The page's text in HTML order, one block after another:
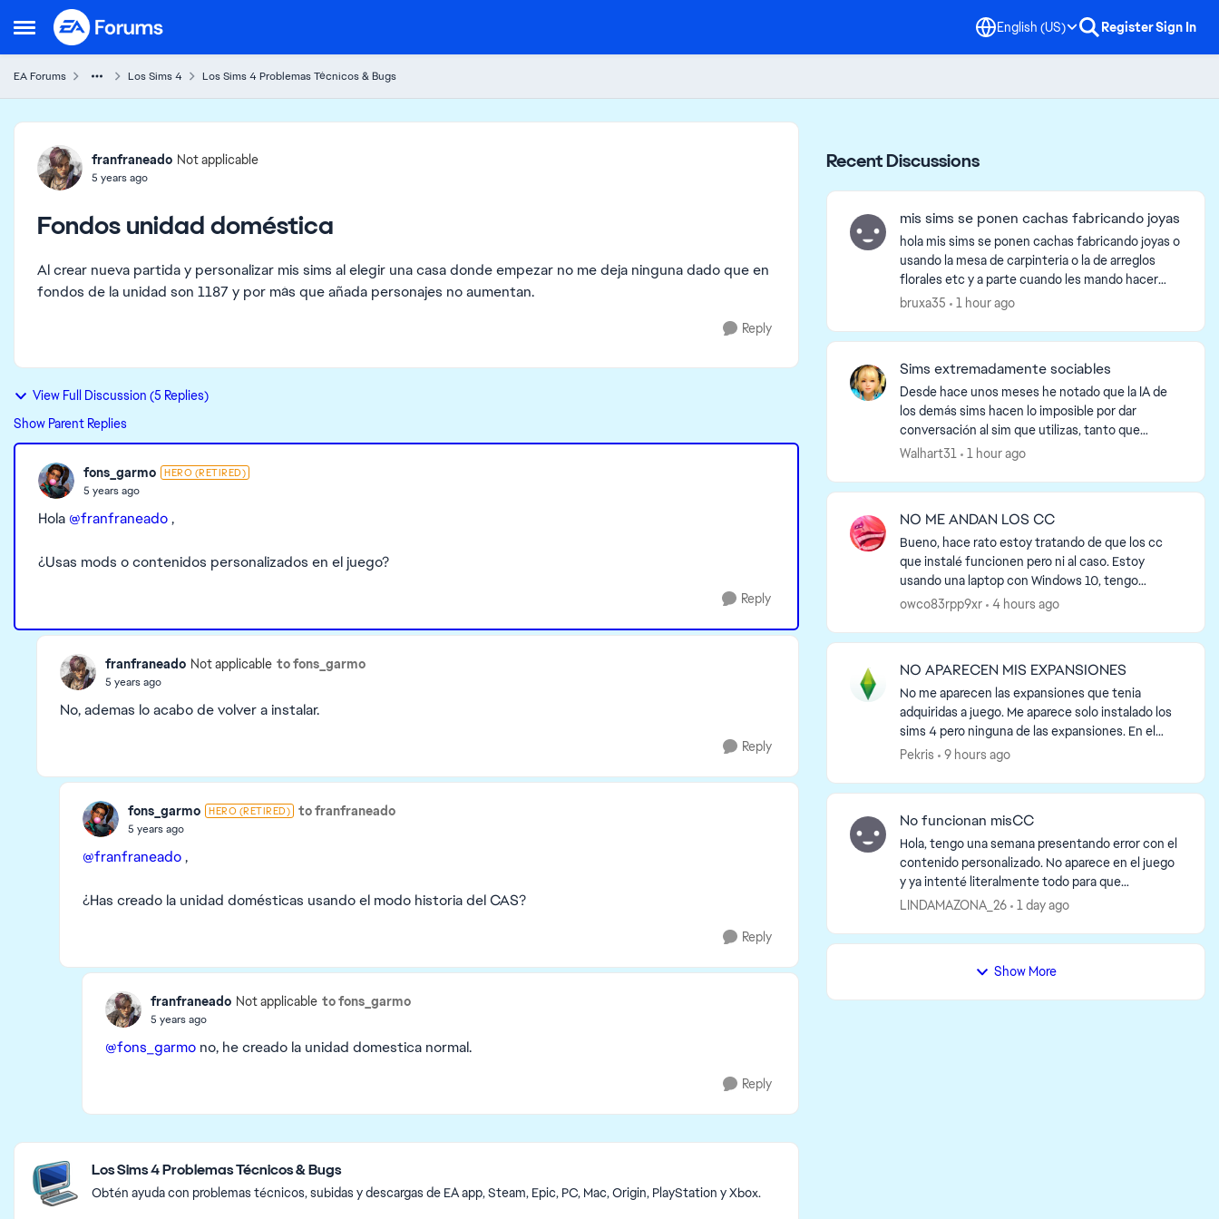
Open Side Menu
Skip to content English (US) RegisterSign In
EA Forums Los Sims 4 Los Sims 4 Problemas Técnicos & Bugs
Forum Discussion
franfraneado Not applicable
5 years ago
Fondos unidad doméstica
Al crear nueva partida y personalizar mis sims al elegir una casa donde empezar no me deja ninguna dado que en
fondos de la unidad son 1187 y por más que añada personajes no aumentan.
Reply
View Full Discussion (5 Replies)
Show Parent Replies
fons_garmo HERO (RETIRED)
5 years ago
Hola @franfraneado,
¿Usas mods o contenidos personalizados en el juego?
Reply
franfraneado Not applicable to fons_garmo
5 years ago
No, ademas lo acabo de volver a instalar.
Reply
fons_garmo HERO (RETIRED) to franfraneado
5 years ago
@franfraneado,
¿Has creado la unidad domésticas usando el modo historia del CAS?
Reply
franfraneado Not applicable to fons_garmo
5 years ago
@fons_garmo no, he creado la unidad domestica normal.
Reply
Featured Places
Los Sims 4 Problemas Técnicos & Bugs
Obtén ayuda con problemas técnicos, subidas y descargas de EA app, Steam, Epic, PC, Mac, Origin, PlayStation y Xbox.
Recent Discussions
mis sims se ponen cachas fabricando joyas
hola mis sims se ponen cachas fabricando joyas o
usando la mesa de carpinteria o la de arreglos
florales etc y a parte cuando les mando hacer
algo se quedan parados tardan en moverse y en
bruxa35 1 hour ago
Sims extremadamente sociables
Desde hace unos meses he notado que la IA de
los demás sims hacen lo imposible por dar
conversación al sim que utilizas, tanto que
incluso se activan conversaciones estando el sim
Walhart31 1 hour ago
NO ME ANDAN LOS CC
Bueno, hace rato estoy tratando de que los cc
que instalé funcionen pero ni al caso. Estoy
usando una laptop con Windows 10, tengo
espacio de almacenamiento de sobra, dentro de
owco83rpp9xr 4 hours ago
NO APARECEN MIS EXPANSIONES
No me aparecen las expansiones que tenia
adquiridas a juego. Me aparece solo instalado los
sims 4 pero ninguna de las expansiones. En el
juego aparece como adquiridas, pero no da opción
Pekris 9 hours ago
No funcionan misCC
Hola, tengo una semana presentando error con el
contenido personalizado. No aparece en el juego
y ya intenté literalmente todo para que
funcionaran, no uso mods por lo que no hay
LINDAMAZONA_26 1 day ago
Show More